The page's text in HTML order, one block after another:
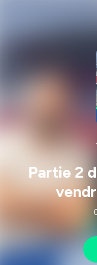
Partie 2